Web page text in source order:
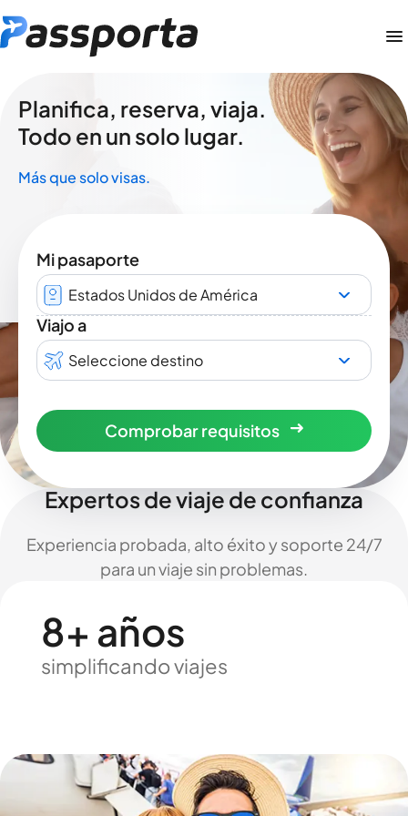
Planifica, reserva, viaja.
Todo en un solo lugar.
Más que solo visas.
Mi pasaporte
Estados Unidos de América
Viajo a
Seleccione destino
Comprobar requisitos
Expertos de viaje de confianza
Experiencia probada, alto éxito y soporte 24/7
para un viaje sin problemas.
8+ años
simplificando viajes